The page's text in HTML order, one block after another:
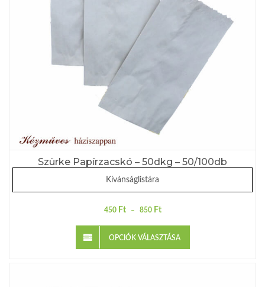
Szürke Papírzacskó – 50dkg – 50/100db
Kívánságlistára
450 Ft – 850 Ft
OPCIÓK VÁLASZTÁSA